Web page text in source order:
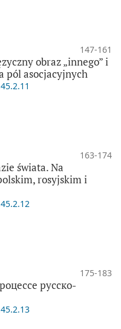
147-161
obraz „innego” i
pól asocjacyjnych
163-174
świata. Na
rosyjskim i
175-183
русско-